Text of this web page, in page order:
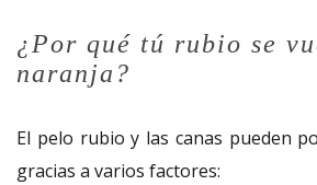
¿Por qué tú rubio se
naranja?
El pelo rubio y las canas pueden
gracias a varios factores: